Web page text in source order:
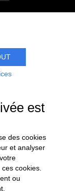
A consommer
est
des cookies
et analyser
cookies.
ou